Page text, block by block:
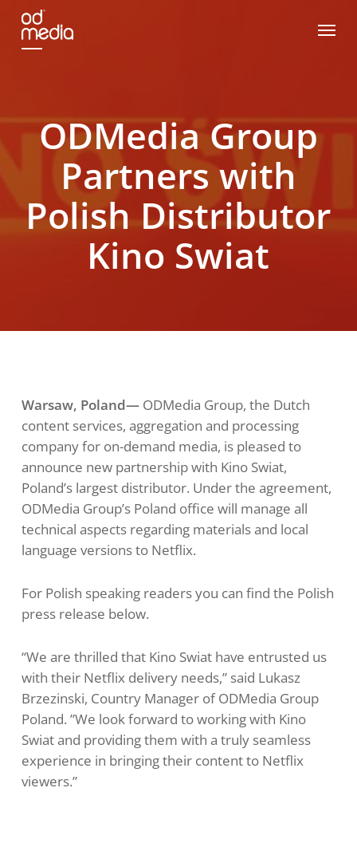
Skip
main
Menu
ODMedia Group
Partners with
Polish Distributor
Kino Swiat
Warsaw, Poland— ODMedia Group, the Dutch
content services, aggregation and processing
company for on-demand media, is pleased to
announce new partnership with Kino Swiat,
Poland’s largest distributor. Under the agreement,
ODMedia Group’s Poland office will manage all
technical aspects regarding materials and local
language versions to Netflix.
For Polish speaking readers you can find the Polish
press release below.
“We are thrilled that Kino Swiat have entrusted us
with their Netflix delivery needs,” said Lukasz
Brzezinski, Country Manager of ODMedia Group
Poland. ”We look forward to working with Kino
Swiat and providing them with a truly seamless
experience in bringing their content to Netflix
viewers.”